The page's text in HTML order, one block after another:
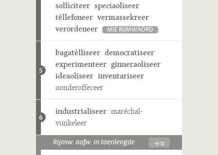
solliciteer speciaoliseer
tèllefoneer vermassekreer
verordeneer
MIE RIJMWÄÖRD
5
bagatèlliseer democratiseer
experimenteer ginneraoliseer
ideaoliseer inventariseer
oonderoffeceer
6
industrialiseer maréchal-
vunkeleer
Rijmw. aofw. in toenlengde -eːʀ